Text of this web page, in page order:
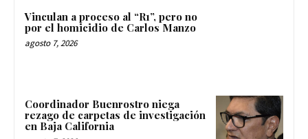
Vinculan a proceso al “R1”, pero no
por el homicidio de Carlos Manzo
agosto 7, 2026
Coordinador Buenrostro niega
rezago de carpetas de investigación
en Baja California